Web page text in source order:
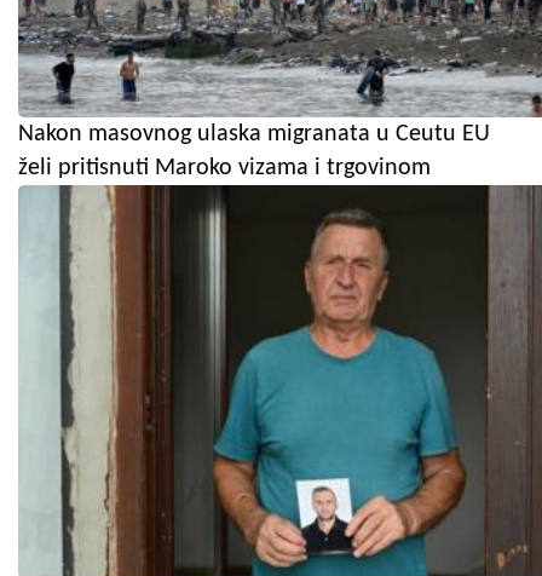
Nakon masovnog ulaska migranata u Ceutu EU
želi pritisnuti Maroko vizama i trgovinom